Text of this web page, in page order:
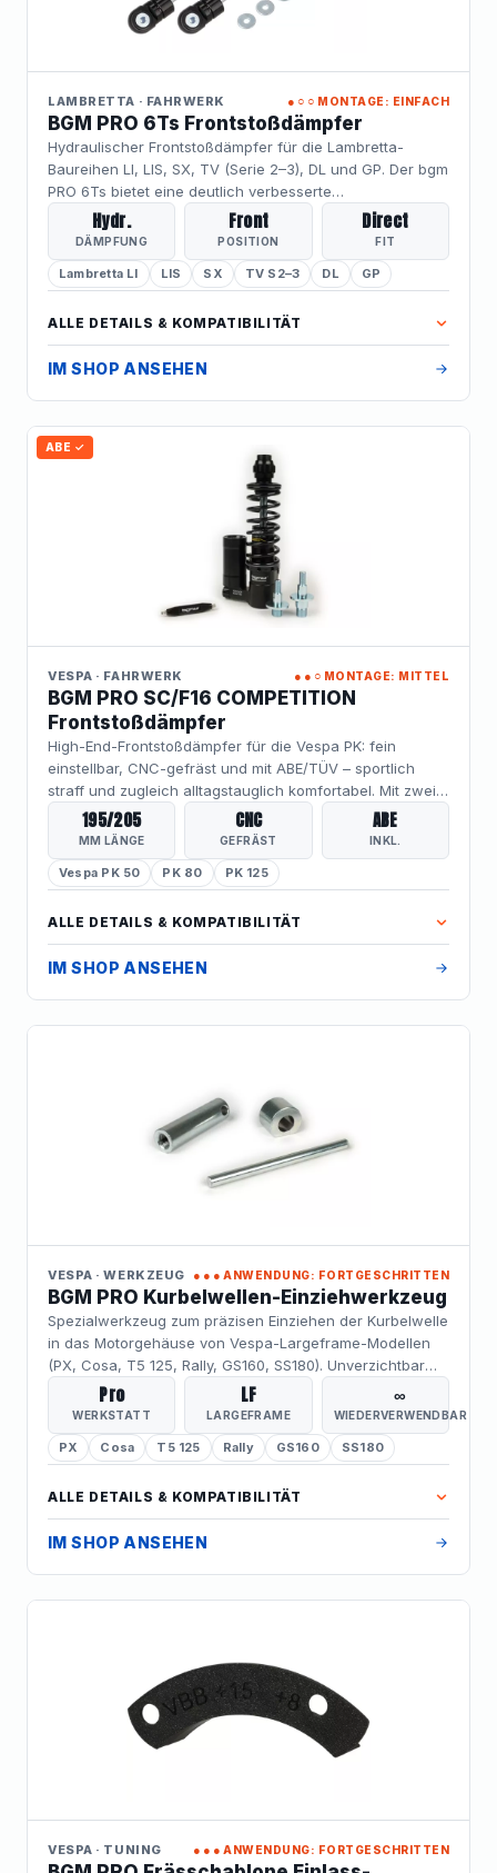
LAMBRETTA · FAHRWERK ●○○ MONTAGE: EINFACH
BGM PRO 6Ts Frontstoßdämpfer
Hydraulischer Frontstoßdämpfer für die Lambretta-
Baureihen LI, LIS, SX, TV (Serie 2–3), DL und GP. Der bgm
PRO 6Ts bietet eine deutlich verbesserte
Dämpfungscharakteristik mit kontrolliertem
Ansprechverhalten bei schnellen Richtungswechseln
und Unebenheiten – ein Sicherheits- und Komfort-
Upgrade, das besonders bei höheren Geschwindigkeiten
Hydr.
DÄMPFUNG
Front
POSITION
Direct
FIT
Lambretta LI LIS SX TV S2–3 DL GP
ALLE DETAILS & KOMPATIBILITÄT
IM SHOP ANSEHEN
ABE ✓
VESPA · FAHRWERK ●●○ MONTAGE: MITTEL
BGM PRO SC/F16 COMPETITION
Frontstoßdämpfer
High-End-Frontstoßdämpfer für die Vespa PK: fein
einstellbar, CNC-gefräst und mit ABE/TÜV – sportlich
straff und zugleich alltagstauglich komfortabel. Mit zwei
Einbaulängen (195 mm + 205 mm) deckt der SC/F16
COMPETITION unterschiedliche Setups ab und bringt
Lenkpräzision und Kurvenstabilität auf ein neues Niveau.
195/205
MM LÄNGE
CNC
GEFRÄST
ABE
INKL.
Vespa PK 50 PK 80 PK 125
ALLE DETAILS & KOMPATIBILITÄT
IM SHOP ANSEHEN
VESPA · WERKZEUG ●●● ANWENDUNG: FORTGESCHRITTEN
BGM PRO Kurbelwellen-Einziehwerkzeug
Spezialwerkzeug zum präzisen Einziehen der Kurbelwelle
in das Motorgehäuse von Vespa-Largeframe-Modellen
(PX, Cosa, T5 125, Rally, GS160, SS180). Unverzichtbar
bei Motorrevision, Kurbelwellentausch oder
Lagerwechsel – verhindert das Verkanten der Welle und
schützt Lager und Wellendichtringe vor Beschädigung.
Werkstatt-Qualität für Profis und ambitionierte Schrauber.
Pro
WERKSTATT
LF
LARGEFRAME
∞
WIEDERVERWENDBAR
PX Cosa T5 125 Rally GS160 SS180
ALLE DETAILS & KOMPATIBILITÄT
IM SHOP ANSEHEN
VESPA · TUNING ●●● ANWENDUNG: FORTGESCHRITTEN